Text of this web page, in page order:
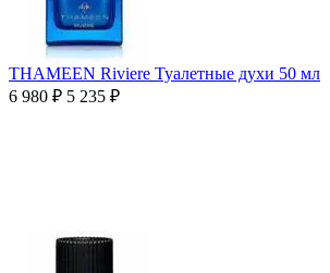
THAMEEN Riviere Туалетные духи 50 мл
6 980 ₽ 5 235 ₽